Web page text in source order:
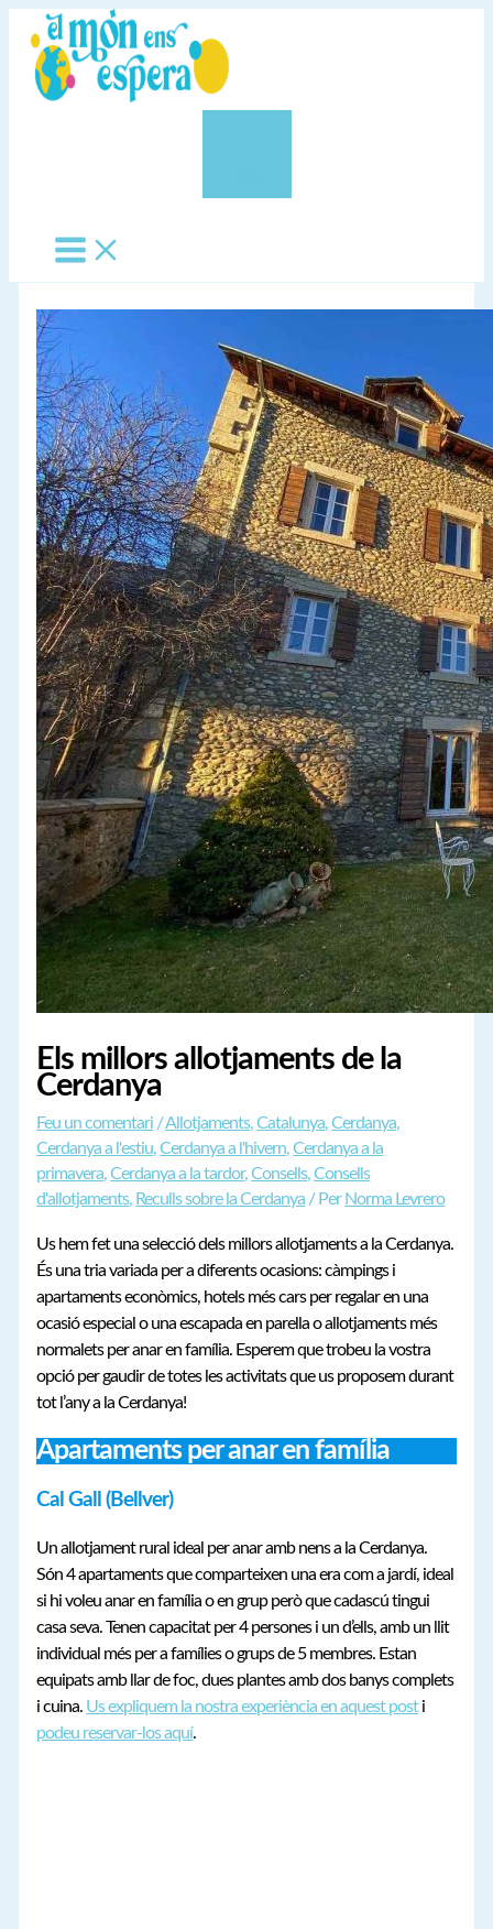
contingut
Els millors allotjaments de la
Cerdanya
Feu un comentari /Allotjaments,Catalunya,Cerdanya,
Cerdanya a l'estiu,Cerdanya a l'hivern,Cerdanya a la
primavera,Cerdanya a la tardor,Consells,Consells
d'allotjaments, Reculls sobre la Cerdanya / Per Norma Levrero
Us hem fet una selecció dels millors allotjaments a la Cerdanya.
És una tria variada per a diferents ocasions: càmpings i
apartaments econòmics, hotels més cars per regalar en una
ocasió especial o una escapada en parella o allotjaments més
normalets per anar en família. Esperem que trobeu la vostra
opció per gaudir de totes les activitats que us proposem durant
tot l’any a la Cerdanya!
Apartaments per anar en família
Cal Gall (Bellver)
Un allotjament rural ideal per anar amb nens a la Cerdanya.
Són 4 apartaments que comparteixen una era com a jardí, ideal
si hi voleu anar en família o en grup però que cadascú tingui
casa seva. Tenen capacitat per 4 persones i un d’ells, amb un llit
individual més per a famílies o grups de 5 membres. Estan
equipats amb llar de foc, dues plantes amb dos banys complets
i cuina. Us expliquem la nostra experiència en aquest posti
podeu reservar-los aquí.